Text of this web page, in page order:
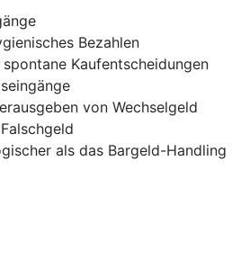
Bezahlen
Kaufentscheidungen
von Wechselgeld
als das Bargeld-Handling